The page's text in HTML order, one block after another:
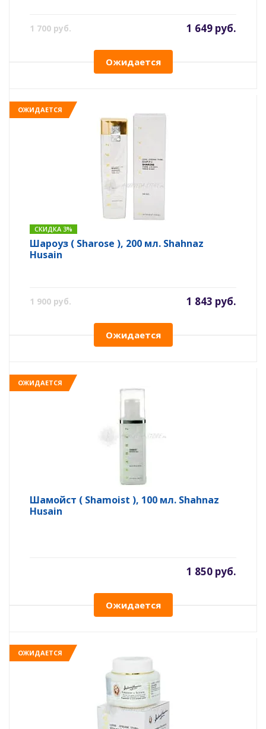
1 700 руб. 1 649 руб.
Ожидается
ОЖИДАЕТСЯ
СКИДКА 3%
Шароуз ( Sharose ), 200 мл. Shahnaz
Husain
1 900 руб. 1 843 руб.
Ожидается
ОЖИДАЕТСЯ
Шамойст ( Shamoist ), 100 мл. Shahnaz
Husain
1 850 руб.
Ожидается
ОЖИДАЕТСЯ